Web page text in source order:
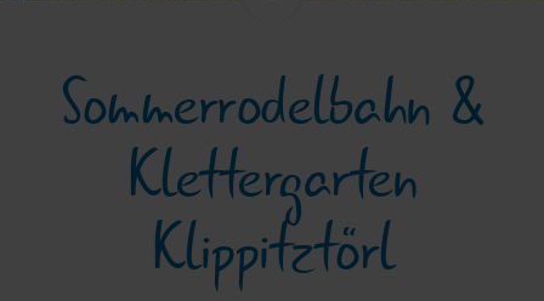
Sommerrodelbahn &
Klettergarten
Klippitztörl